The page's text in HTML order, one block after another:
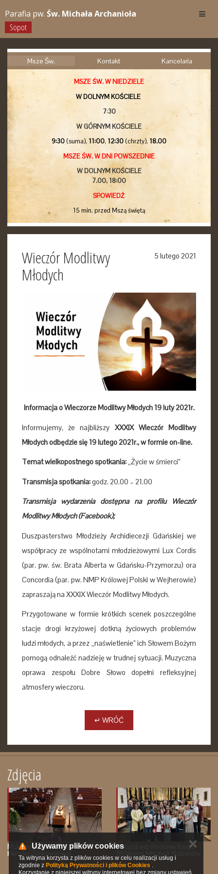
Parafia pw. Św. Michała Archanioła
Sopot
Msze Św. Kontakt Kancelaria
MSZE ŚW. W NIEDZIELE
W DOLNYM KOŚCIELE
7:30
W GÓRNYM KOŚCIELE
9:30(suma), 11:00, 12:30(chrzty), 18.00
MSZE ŚW. W DNI POWSZEDNIE
W DOLNYM KOŚCIELE
7.00, 18:00
SPOWIEDŹ
15 min. przed Mszą świętą
5 lutego 2021
Wieczór Modlitwy
Młodych
Informacja oWieczorze Modlitwy Młodych19 luty 2021r.
Informujemy, że najbliższy XXXIX Wieczór Modlitwy
Młodych odbędzie się19 lutego 2021r., w formie on-line.
Temat wielkopostnego spotkania:„Życie w śmierci”
Transmisja spotkania:godz. 20.00 – 21.00
Transmisja wydarzenia dostępna na profilu Wieczór
Modlitwy Młodych (Facebook);
Duszpasterstwo Młodzieży Archidiecezji Gdańskiej we
współpracy ze wspólnotami młodzieżowymi Lux Cordis
(par. pw. św. Brata Alberta w Gdańsku-Przymorzu) ora
Concordia (par. pw. NMP Królowej Polski w Wejherowie)
zapraszają na XXXIX Wieczór Modlitwy Młodych.
Przygotowane w formie krótkich scenek poszczególne
stacje drogi krzyżowej dotkną życiowych problemów
ludzi młodych, a przez „naświetlenie” ich Słowem Bożym
pomogą odnaleźć nadzieję w trudnej sytuacji. Muzyczna
oprawa zespołu Dobre Słowo dopełni refleksyjnej
atmosfery wieczoru.
↵ WRÓĆ
Zdjęcia
Msza pogrzebowa śp. Ks.
Henryka Galikowskiego
Wyjazd wspólnotowy Kręgu
Biblijnego Młodych Małżeństw
Używamy plików cookies
Ta witryna korzysta z plików cookies w celu realizacji usług i
zgodnie z Polityką Prywatności i plików Cookies .
Korzystanie z niniejszej witryny internetowej bez zmiany ustawień
✕